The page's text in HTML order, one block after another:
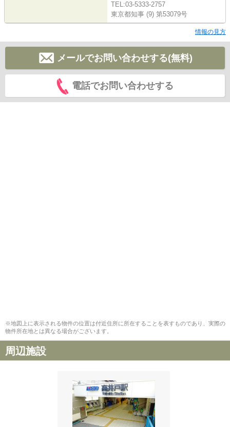
TEL:03-5333-2757
東京都知事 (9) 第53079号
情報の見方
メールでお問い合わせする(無料)
電話でお問い合わせする
※地図上に表示される物件の位置は付近住所に所在することを表すものであり、実際の
物件所在地とは異なる場合がございます。
周辺施設